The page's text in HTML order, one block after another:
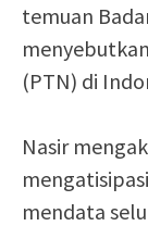
temuan
(PTN) di
Nasir
mendata